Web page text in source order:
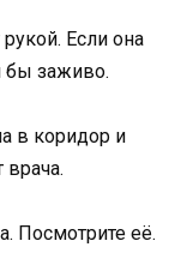
Если она
бы заживо.
в коридор и
врача.
Посмотрите её.